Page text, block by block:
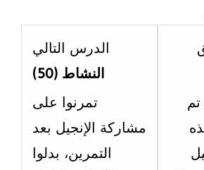
تم
section
الدرس التالي
النشاط (50)
تمرنوا على
مشاركة الإنجيل بعد
التمرين، بدلوا
2